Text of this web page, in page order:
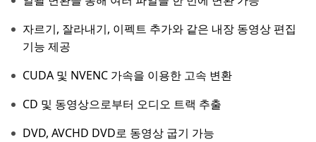
자르기, 잘라내기, 이펙트 추가와 같은 내장 동영상 편집
기능 제공
CUDA 및 NVENC 가속을 이용한 고속 변환
CD 및 동영상으로부터 오디오 트랙 추출
DVD, AVCHD DVD로 동영상 굽기 가능